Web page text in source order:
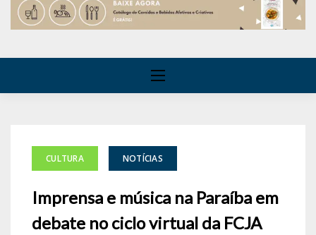
CULTURA NOTÍCIAS
Imprensa e música na Paraíba em
debate no ciclo virtual da FCJA